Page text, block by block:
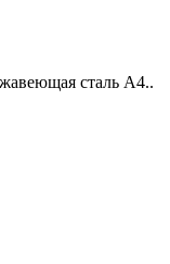
сталь A4..